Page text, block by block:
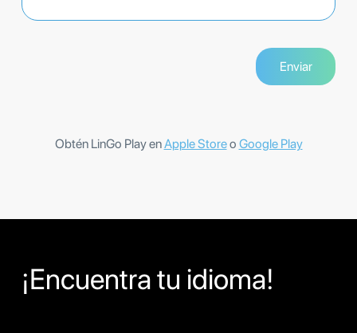
Obtén LinGo Play enApple Storeo Google Play
¡Encuentra tu idioma!